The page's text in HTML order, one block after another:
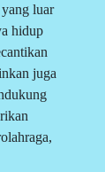
luar
hidup
juga